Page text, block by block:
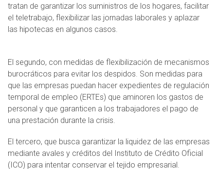
tratan de garantizar los suministros de los hogares, facilitar
el teletrabajo, flexibilizar las jornadas laborales y aplazar
las hipotecas en algunos casos.
El segundo, con medidas de flexibilización de mecanismos
burocráticos para evitar los despidos. Son medidas para
que las empresas puedan hacer expedientes de regulación
temporal de empleo (ERTEs) que aminoren los gastos de
personal y que garanticen a los trabajadores el pago de
una prestación durante la crisis.
El tercero, que busca garantizar la liquidez de las empresas
mediante avales y créditos del Instituto de Crédito Oficial
(ICO) para intentar conservar el tejido empresarial.